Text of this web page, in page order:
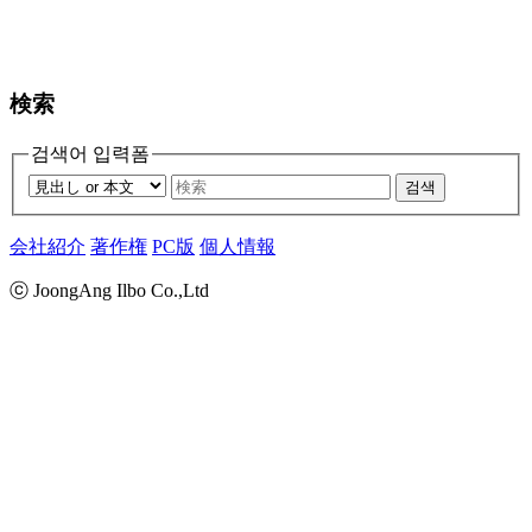
検索
검색어 입력폼
검색
会社紹介 著作権 PC版 個人情報
ⓒ JoongAng Ilbo Co.,Ltd